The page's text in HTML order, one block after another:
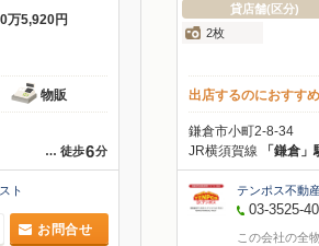
万5,920円
物販
… 徒歩6分
ト
お問合せ
貸店舗(区分)
2枚
出店するのにおすす
鎌倉市小町2-8-34
JR横須賀線 「鎌倉」
テンポス不動
03-3525-
この会社の全